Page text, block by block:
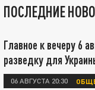
ПОСЛЕДНИЕ
Главное к вечеру 6
разведку для
06 АВГУСТА 20:30